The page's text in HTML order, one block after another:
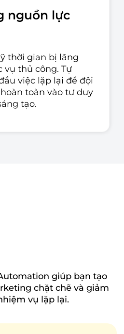
nguồn lực
thời gian bị lãng
vụ thủ công. Tự
việc lặp lại để đội
toàn vào tư duy
tạo.
giúp bạn tạo
chặt chẽ và giảm
vụ lặp lại.